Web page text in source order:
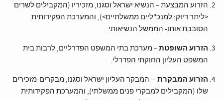
הזרוע המבצעת – הנשיא ישראל וסגנו, מזכיריו (המקבילים לשרים
<ליתר דיוק: למנכ"ליים ממשלתיים>), והמערכת הפקידותית
הסובבת אותו- הממשל הנשיאותי.
הזרוע השופטת– מערכת בתי המשפט הפדרליים, לרבות בית
המשפט העליון החוקתי הפדרלי.
הזרוע המבקרת -- המבקר העליון ישראל וסגנו, מבקרים-מזכירים
שלו (המקבילים למבקרי פנים ממשלתי), והמערכת הפקידותית